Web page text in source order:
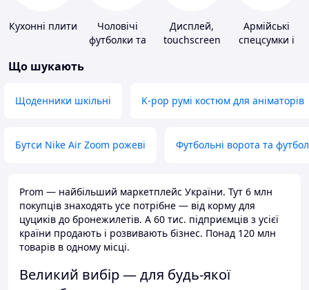
Кухонні плити
Чоловічі
футболки та
Дисплей,
touchscreen
Армійські
спецсумки і
Що шукають
Щоденники шкільні K-pop румі костюм для аніматорів
Бутси Nike Air Zoom рожеві Футбольні ворота та
Prom — найбільший маркетплейс України. Тут 6 млн
покупців знаходять усе потрібне — від корму для
цуциків до бронежилетів. А 60 тис. підприємців з усієї
країни продають і розвивають бізнес. Понад 120 млн
товарів в одному місці.
Великий вибір — для будь-якої